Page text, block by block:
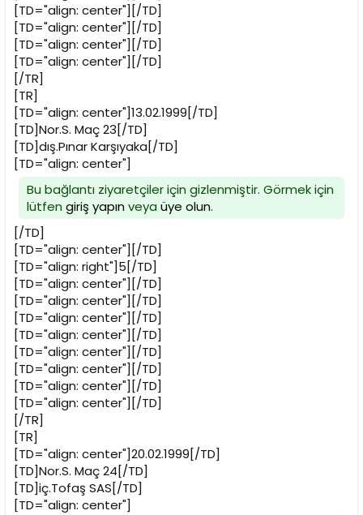
[TD="align: center"][/TD]
[TD="align: center"][/TD]
[TD="align: center"][/TD]
[TD="align: center"][/TD]
[/TR]
[TR]
[TD="align: center"]13.02.1999[/TD]
[TD]Nor.S. Maç 23[/TD]
[TD]dış.Pınar Karşıyaka[/TD]
[TD="align: center"]
Bu bağlantı ziyaretçiler için gizlenmiştir. Görmek için
lütfen giriş yapınveya üye olun.
[/TD]
[TD="align: center"][/TD]
[TD="align: right"]5[/TD]
[TD="align: center"][/TD]
[TD="align: center"][/TD]
[TD="align: center"][/TD]
[TD="align: center"][/TD]
[TD="align: center"][/TD]
[TD="align: center"][/TD]
[TD="align: center"][/TD]
[TD="align: center"][/TD]
[/TR]
[TR]
[TD="align: center"]20.02.1999[/TD]
[TD]Nor.S. Maç 24[/TD]
[TD]iç.Tofaş SAS[/TD]
[TD="align: center"]